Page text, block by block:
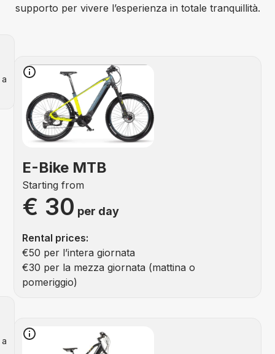
supporto per vivere l’esperienza in totale tranquillità.
E-Bike MTB
Starting from
€ 30 per day
Rental prices:
€50 per l’intera giornata
€30 per la mezza giornata (mattina o
pomeriggio)